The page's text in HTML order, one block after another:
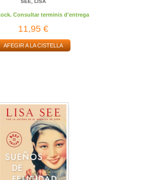
SEE, LISA
Consultar terminis d'entrega
11,95 €
AFEGIR A LA CISTELLA